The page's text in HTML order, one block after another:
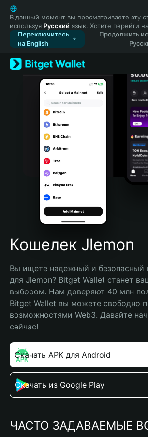
English
日本語
Tiếng Việt
Русский
Español (Latinoamérica)
Türkçe
Italiano
Português (Portugal)
Bahasa Indonesia
Português (Brasil)
Español (Argentina)
В данный момент вы просматриваете эту
используя Русский язык. Хотите перейти на
Переключитесь
на English
Продолжить
Кошелек Jlemon
Вы ищете надежный и безопасный
для Jlemon? Bitget Wallet станет
выбором. Нам доверяют 40 млн
Bitget Wallet вы можете свободно
возможностями Web3. Давайте
сейчас!
Скачать APK для Android
Скачать из Google Play
ЧАСТО ЗАДАВАЕМЫЕ